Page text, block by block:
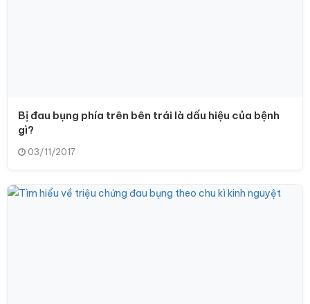
Bị đau bụng phía trên bên trái là dấu hiệu của bệnh
gì?
03/11/2017